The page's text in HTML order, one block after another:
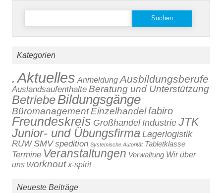
Suchen
Kategorien
. Aktuelles Anmeldung Ausbildungsberufe
Auslandsaufenthalte Beratung und Unterstützung
BetriebeBildungsgänge
Büromanagement Einzelhandel fabiro
Freundeskreis Großhandel Industrie JTK
Junior- und Übungsfirma Lagerlogistik
RUW SMV spedition Systemische Autorität Tabletklasse
Termine Veranstaltungen Verwaltung Wir über
uns worknout x-spirit
Neueste Beiträge